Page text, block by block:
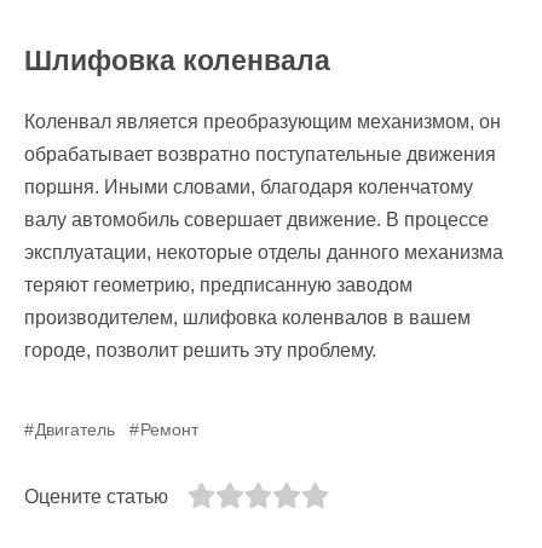
Шлифовка коленвала
Коленвал является преобразующим механизмом, он
обрабатывает возвратно поступательные движения
поршня. Иными словами, благодаря коленчатому
валу автомобиль совершает движение. В процессе
эксплуатации, некоторые отделы данного механизма
теряют геометрию, предписанную заводом
производителем, шлифовка коленвалов в вашем
городе, позволит решить эту проблему.
Двигатель Ремонт
Оцените статью